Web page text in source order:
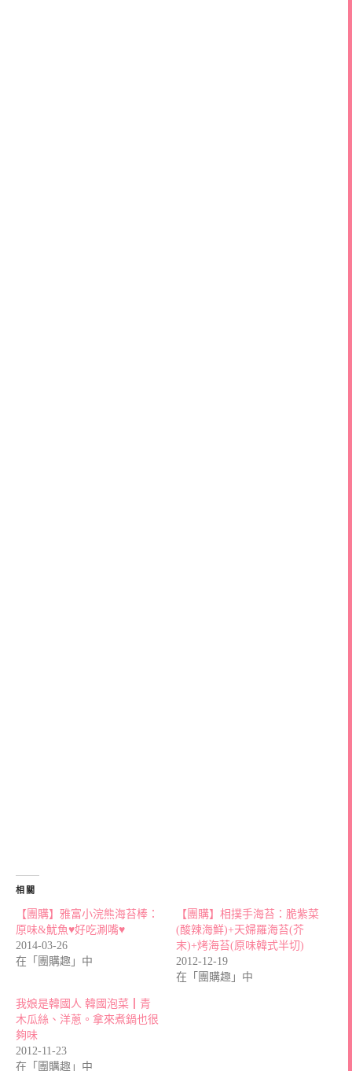
相關
【團購】雅富小浣熊海苔棒：
原味&魷魚♥好吃涮嘴♥
2014-03-26
在「團購趣」中
【團購】相撲手海苔：脆紫菜
(酸辣海鮮)+天婦羅海苔(芥
末)+烤海苔(原味韓式半切)
2012-12-19
在「團購趣」中
我娘是韓國人 韓國泡菜┃青
木瓜絲、洋蔥。拿來煮鍋也很
夠味
2012-11-23
在「團購趣」中